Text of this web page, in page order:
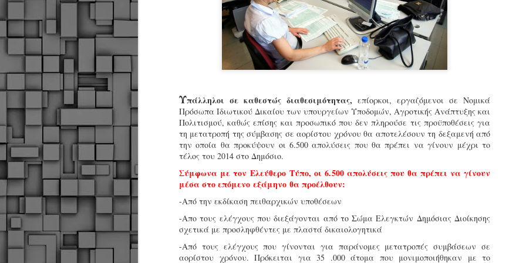
Υπάλληλοι σε καθεστώς διαθεσιμότητας, επίορκοι, εργαζόμενοι σε Νομικά
Πρόσωπα Ιδιωτικού Δικαίου των υπουργείων Υποδομών, Αγροτικής Ανάπτυξης και
Πολιτισμού, καθώς επίσης και προσωπικό που δεν πληρούσε τις προϋποθέσεις για
τη μετατροπή της σύμβασης σε αορίστου χρόνου θα αποτελέσουν τη δεξαμενή από
την οποία θα προκύψουν οι 6.500 απολύσεις που θα πρέπει να γίνουν μέχρι το
τέλος του 2014 στο Δημόσιο.
Σύμφωνα με τον Ελεύθερο Τύπο, οι 6.500 απολύσεις που θα πρέπει να γίνουν
μέσα στο επόμενο εξάμηνο θα προέλθουν:
-Από την εκδίκαση πειθαρχικών υποθέσεων
-Απο τους ελέγχους που διεξάγονται από το Σώμα Ελεγκτών Δημόσιας Διοίκησης
σχετικά με προσληφθέντες με πλαστά δικαιολογητικά
-Από τους ελέγχους που γίνονται για παράνομες μετατροπές συμβάσεων σε
αορίστου χρόνου. Πρόκειται για 35 .000 άτομα που μονιμοποιήθηκαν με το
εκπαιδευμένους
ήδη ολοκληρώσει την
είναι έτοιμοι να
Στο πλαίσιο της
ολοκαίνουργια
JUN
Δήμος Κοζάνης :
Αναμνηστικά
JUN
Απολογισμός των
ελέγχων σε ιδιοκτήτες
JUN
Δημοτική Αστυνομία
Θεσσαλονίκης: Ένταση